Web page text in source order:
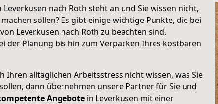
nach Roth steht an und Sie wissen nicht,
sollen? Es gibt einige wichtige Punkte, die bei
Leverkusen nach Roth zu beachten sind.
der Planung bis hin zum Verpacken Ihres kostbaren
Ihren alltäglichen Arbeitsstress nicht wissen, was Sie
dann übernehmen unsere Partner für Sie und
Angebote in Leverkusen mit einer